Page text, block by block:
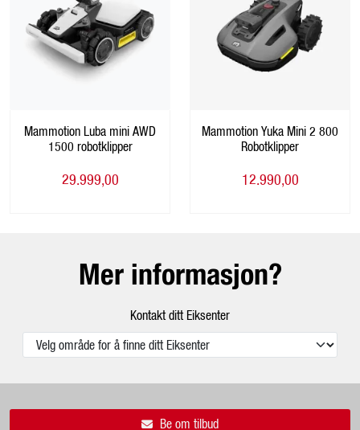
Mammotion Luba mini AWD
1500 robotklipper
29.999,00
Mammotion Yuka Mini 2 800
Robotklipper
12.990,00
Mer informasjon?
Kontakt ditt Eiksenter
Be om tilbud